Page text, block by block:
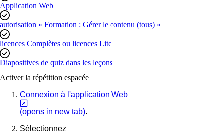
Application Web
autorisation « Formation : Gérer le contenu (tous) »
licences Complètes ou licences Lite
Diapositives de quiz dans les leçons
Activer la répétition espacée
Connexion à l'application Web
(opens in new tab).
Sélectionnez